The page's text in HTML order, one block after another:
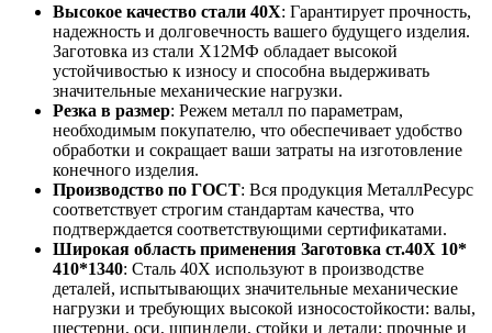
Высокое качество стали 40Х: Гарантирует прочность,
надежность и долговечность вашего будущего изделия.
Заготовка из стали Х12МФ обладает высокой
устойчивостью к износу и способна выдерживать
значительные механические нагрузки.
Резка в размер: Режем металл по параметрам,
необходимым покупателю, что обеспечивает удобство
обработки и сокращает ваши затраты на изготовление
конечного изделия.
Производство по ГОСТ: Вся продукция МеталлРесурс
соответствует строгим стандартам качества, что
подтверждается соответствующими сертификатами.
Широкая область применения Заготовка ст.40Х 10*
410*1340: Сталь 40Х используют в производстве
деталей, испытывающих значительные механические
нагрузки и требующих высокой износостойкости: валы,
шестерни, оси, шпиндели, стойки и детали; прочные и